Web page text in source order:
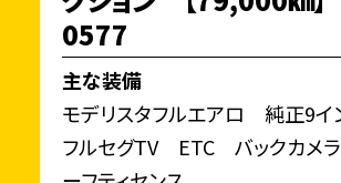
0577
主な装備
モデリスタフルエアロ 純正9イ
フルセグTV ETC バックカメ